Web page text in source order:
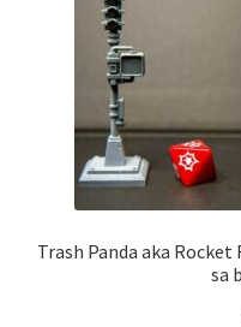
Trash Panda aka
sa